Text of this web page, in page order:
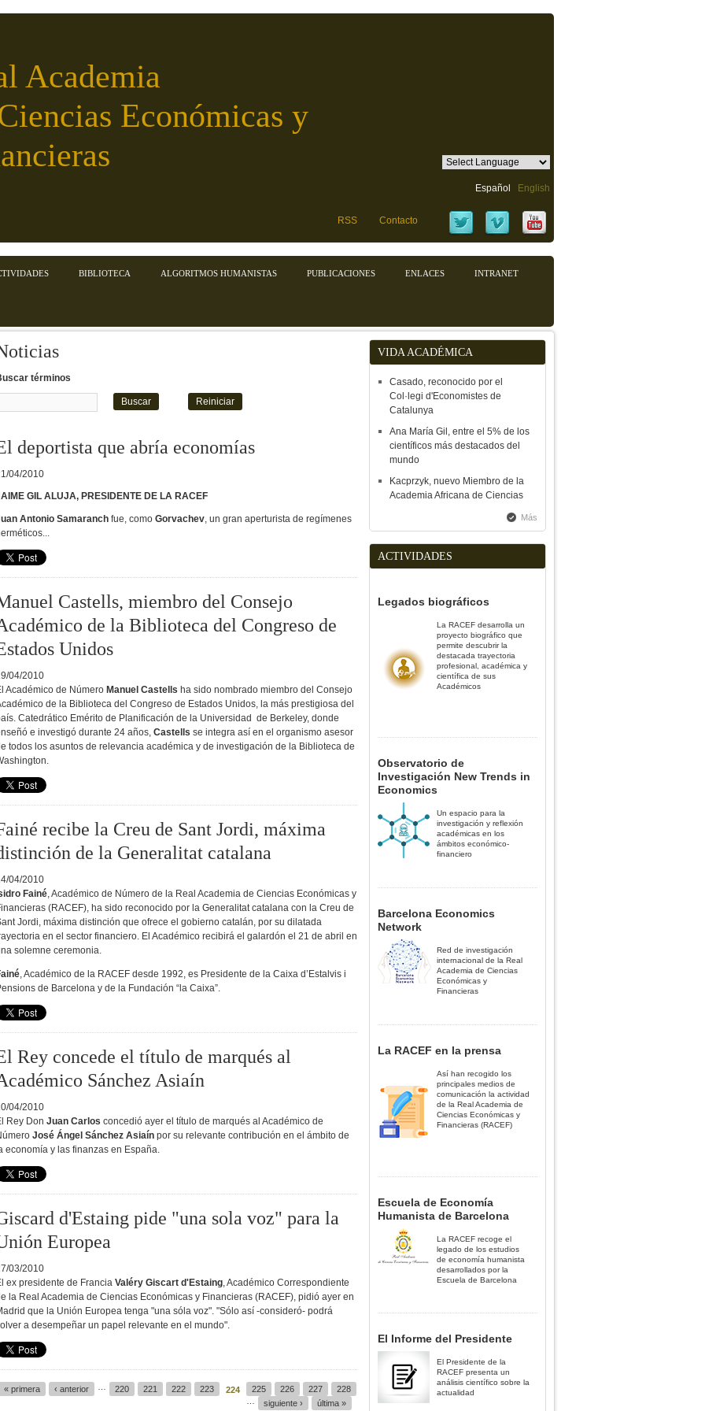
Academia
Económicas y
Español English
RSS Contacto
BIBLIOTECA ALGORITMOS HUMANISTAS PUBLICACIONES ENLACES INTRANET
términos
deportista que abría economías
04/2010
GIL ALUJA, PRESIDENTE DE LA RACEF
Antonio Samaranch fue, como Gorvachev , un gran aperturista de regímenes
Castells, miembro del Consejo
de la Biblioteca del Congreso de
Unidos
04/2010
Académico de Número Manuel Castells ha sido nombrado miembro del Consejo
de la Biblioteca del Congreso de Estados Unidos, la más prestigiosa del
Catedrático Emérito de Planificación de la Universidad de Berkeley, donde
e investigó durante 24 años, Castells se integra así en el organismo asesor
todos los asuntos de relevancia académica y de investigación de la Biblioteca de
recibe la Creu de Sant Jordi, máxima
de la Generalitat catalana
04/2010
Fainé , Académico de Número de la Real Academia de Ciencias Económicas y
(RACEF), ha sido reconocido por la Generalitat catalana con la Creu de
Jordi, máxima distinción que ofrece el gobierno catalán, por su dilatada
en el sector financiero. El Académico recibirá el galardón el 21 de abril en
solemne ceremonia.
, Académico de la RACEF desde 1992, es Presidente de la Caixa d’Estalvis i
de Barcelona y de la Fundación “la Caixa”.
Rey concede el título de marqués al
Sánchez Asiaín
04/2010
Rey Don Juan Carlos concedió ayer el título de marqués al Académico de
José Ángel Sánchez Asiaín por su relevante contribución en el ámbito de
economía y las finanzas en España.
d'Estaing pide "una sola voz" para la
Europea
03/2010
ex presidente de Francia Valéry Giscart d'Estaing , Académico Correspondiente
la Real Academia de Ciencias Económicas y Financieras (RACEF), pidió ayer en
que la Unión Europea tenga "una sóla voz". "Sólo así -consideró- podrá
a desempeñar un papel relevante en el mundo".
« primera ‹ anterior 220 221 222 223 224 225 226 227
228
siguiente › última »
VIDA ACADÉMICA
Casado, reconocido por el
Col·legi d'Economistes de
Catalunya
Ana María Gil, entre el 5% de los
científicos más destacados del
mundo
Kacprzyk, nuevo Miembro de la
Academia Africana de Ciencias
Más
ACTIVIDADES
Legados biográficos
La RACEF desarrolla un
proyecto biográfico que
permite descubrir la
destacada trayectoria
profesional, académica y
científica de sus
Académicos
Observatorio de
Investigación New Trends in
Economics
Un espacio para la
investigación y reflexión
académicas en los
ámbitos económico-
financiero
Barcelona Economics
Network
Red de investigación
internacional de la Real
Academia de Ciencias
Económicas y
Financieras
La RACEF en la prensa
Así han recogido los
principales medios de
comunicación la actividad
de la Real Academia de
Ciencias Económicas y
Financieras (RACEF)
Escuela de Economía
Humanista de Barcelona
La RACEF recoge el
legado de los estudios
de economía humanista
desarrollados por la
Escuela de Barcelona
El Informe del Presidente
El Presidente de la
RACEF presenta un
análisis científico sobre la
actualidad